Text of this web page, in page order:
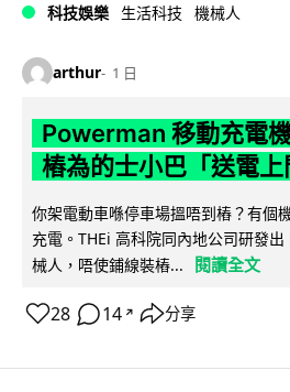
科技娛樂 生活科技 機械人
arthur 1 日
Powerman 移動充電
樁為的士小巴「送電上
你架電動車喺停車場搵唔到樁？有個
充電。THEi 高科院同內地公司研發
械人，唔使鋪線裝樁...
閱讀全文
28 14 ↗ 分享